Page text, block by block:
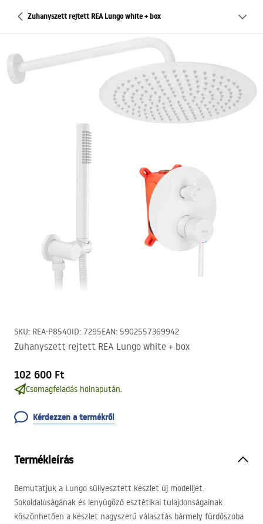
Zuhanyszett rejtett REA Lungo white + box
SKU: REA-P8540ID: 7295EAN: 5902557369942
Zuhanyszett rejtett REA Lungo white + box
102 600 Ft
Csomagfeladás holnapután.
Kérdezzen a termékről
Termékleírás
Bemutatjuk a Lungo süllyesztett készlet új modelljét.
Sokoldalúságának és lenyűgöző esztétikai tulajdonságainak
köszönhetően a készlet nagyszerű választás bármely fürdőszoba